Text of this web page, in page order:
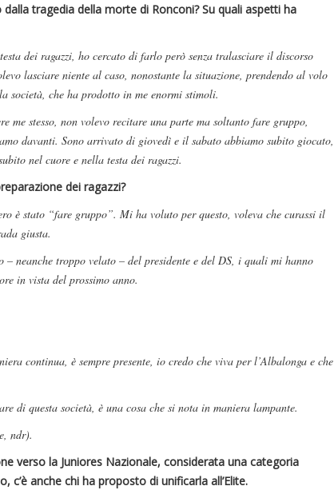
tragedia della morte di Ronconi? Su quali aspetti ha
dei ragazzi, ho cercato di farlo però senza tralasciare il discorso
lasciare niente al caso, nonostante la situazione, prendendo al volo
società, che ha prodotto in me enormi stimoli.
me stesso, non volevo recitare una parte ma soltanto fare gruppo,
davanti. Sono arrivato di giovedì e il sabato abbiamo subito giocato,
nel cuore e nella testa dei ragazzi.
dei ragazzi?
è stato “fare gruppo”. Mi ha voluto per questo, voleva che curassi il
giusta.
neanche troppo velato – del presidente e del DS, i quali mi hanno
in vista del prossimo anno.
continua, è sempre presente, io credo che viva per l’Albalonga e che
di questa società, è una cosa che si nota in maniera lampante.
ndr).
verso la Juniores Nazionale, considerata una categoria
c’è anche chi ha proposto di unificarla all’Elite.